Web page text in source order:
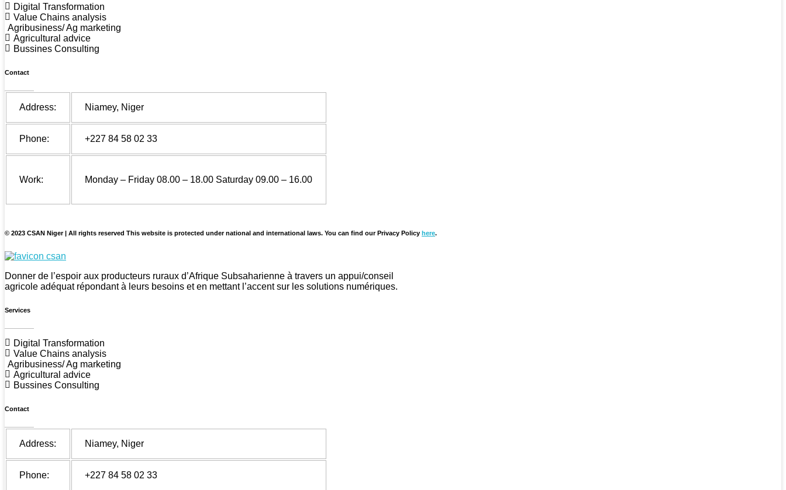
Digital Transformation
Value Chains analysis
Agribusiness/ Ag marketing
Agricultural advice
Bussines Consulting
Contact
Address: Niamey, Niger
Phone: +227 84 58 02 33
Work: Monday – Friday 08.00 – 18.00 Saturday 09.00 – 16.00
© 2023 CSAN Niger | All rights reserved This website is protected under national and international laws. You can find our Privacy Policy here.
Donner de l’espoir aux producteurs ruraux d’Afrique Subsaharienne à travers un appui/conseil
agricole adéquat répondant à leurs besoins et en mettant l’accent sur les solutions numériques.
Services
Digital Transformation
Value Chains analysis
Agribusiness/ Ag marketing
Agricultural advice
Bussines Consulting
Contact
Address: Niamey, Niger
Phone: +227 84 58 02 33